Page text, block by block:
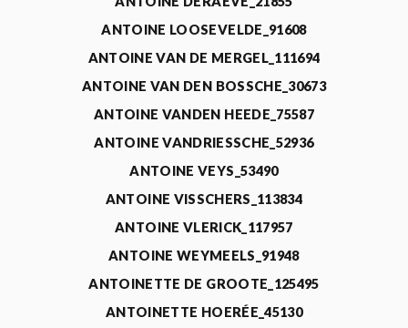
ANTOINE LOOSEVELDE_91608
ANTOINE VAN DE MERGEL_111694
ANTOINE VAN DEN BOSSCHE_30673
ANTOINE VANDEN HEEDE_75587
ANTOINE VANDRIESSCHE_52936
ANTOINE VEYS_53490
ANTOINE VISSCHERS_113834
ANTOINE VLERICK_117957
ANTOINE WEYMEELS_91948
ANTOINETTE DE GROOTE_125495
ANTOINETTE HOERÉE_45130